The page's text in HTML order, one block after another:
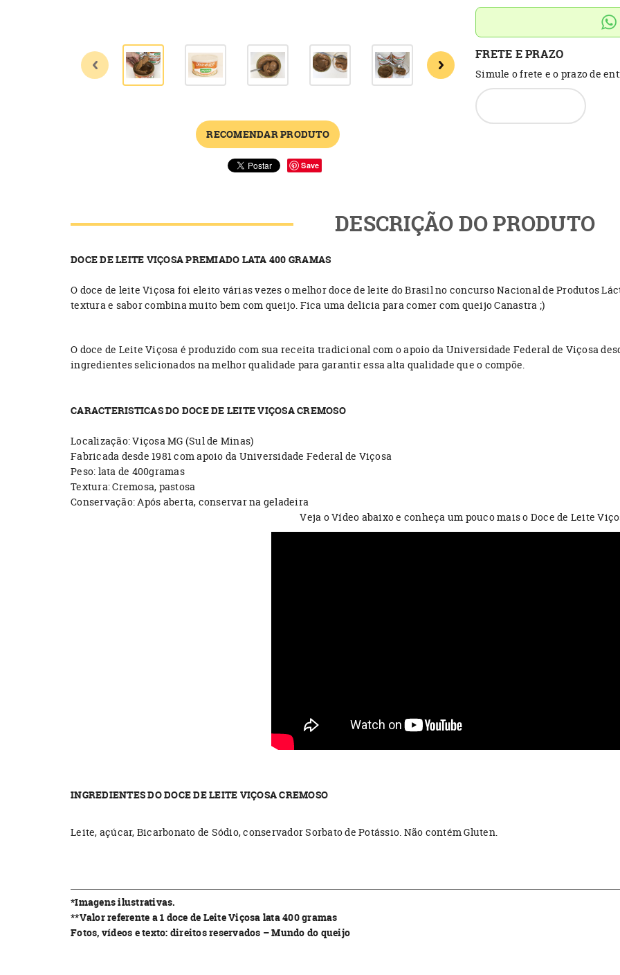
RECOMENDAR PRODUTO
Save
FRETE E PRAZO
Simule o frete e o prazo de
DESCRIÇÃO DO PRODUTO
DOCE DE LEITE VIÇOSA PREMIADO LATA 400 GRAMAS
O doce de leite Viçosa foi eleito várias vezes o melhor doce de leite do Brasil no concurso Nacional de Produtos
textura e sabor combina muito bem com queijo. Fica uma delicia para comer com queijo Canastra ;)
O doce de Leite Viçosa é produzido com sua receita tradicional com o apoio da Universidade Federal de Viçosa
ingredientes selicionados na melhor qualidade para garantir essa alta qualidade que o compõe.
CARACTERISTICAS DO DOCE DE LEITE VIÇOSA CREMOSO
Localização: Viçosa MG (Sul de Minas)
Fabricada desde 1981 com apoio da Universidade Federal de Viçosa
Peso: lata de 400gramas
Textura: Cremosa, pastosa
Conservação: Após aberta, conservar na geladeira
Veja o Vídeo abaixo e conheça um pouco mais o Doce de Leite
INGREDIENTES DO DOCE DE LEITE VIÇOSA CREMOSO
Leite, açúcar, Bicarbonato de Sódio, conservador Sorbato de Potássio. Não contém Gluten.
*Imagens ilustrativas.
**Valor referente a 1 doce de Leite Viçosa lata 400 gramas
Fotos, vídeos e texto: direitos reservados – Mundo do queijo